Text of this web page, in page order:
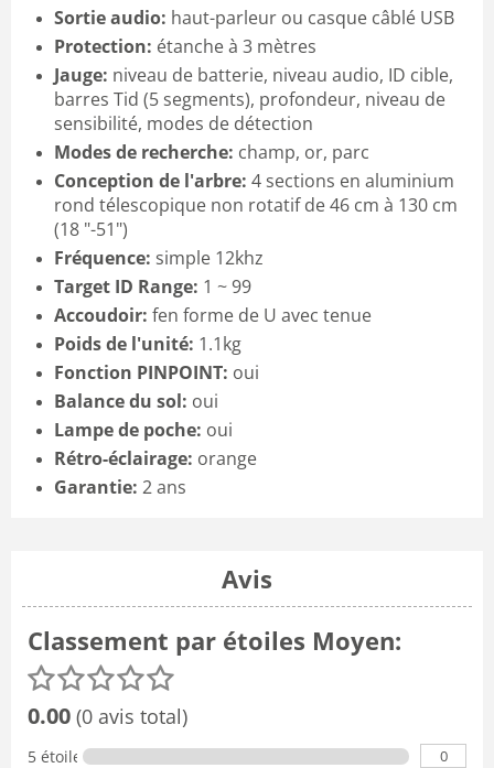
Sortie audio: haut-parleur ou casque câblé USB
Protection: étanche à 3 mètres
Jauge: niveau de batterie, niveau audio, ID cible,
barres Tid (5 segments), profondeur, niveau de
sensibilité, modes de détection
Modes de recherche: champ, or, parc
Conception de l'arbre: 4 sections en aluminium
rond télescopique non rotatif de 46 cm à 130 cm
(18 "-51")
Fréquence: simple 12khz
Target ID Range: 1 ~ 99
Accoudoir: fen forme de U avec tenue
Poids de l'unité: 1.1kg
Fonction PINPOINT: oui
Balance du sol: oui
Lampe de poche: oui
Rétro-éclairage: orange
Garantie: 2 ans
Avis
Classement par étoiles Moyen:
0.00 (0 avis total)
5 étoiles 0